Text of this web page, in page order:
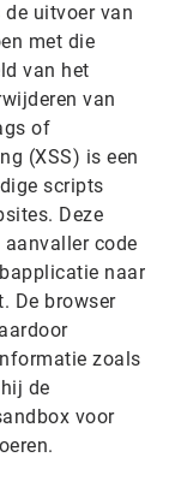
uitvoer van
met die
van het
van
of
(XSS) is een
scripts
Deze
code
naar
De browser
zoals
de
voor